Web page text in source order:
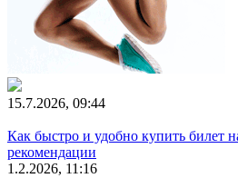
15.7.2026, 09:44
Как быстро и удобно купить билет
рекомендации
1.2.2026, 11:16